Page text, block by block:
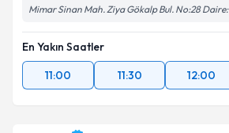
kapsamda işlenmesini kabul
Takvim Talebini
Mimar Sinan Mah. Ziya Gökalp Bul. No:28
En Yakın Saatler
11:00
11:30 12:00